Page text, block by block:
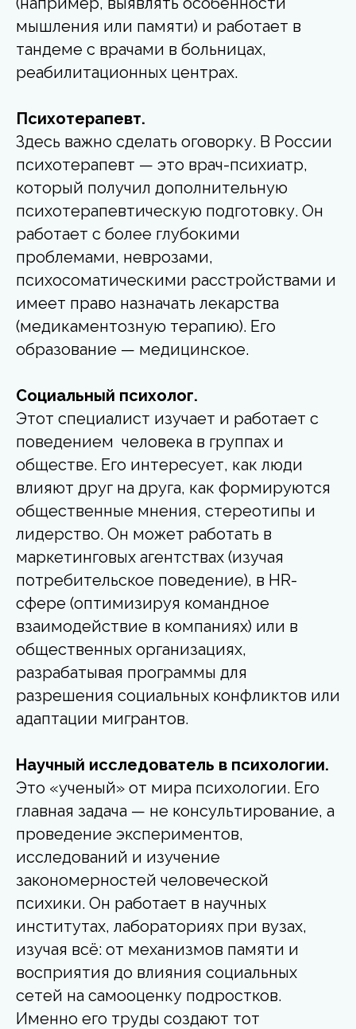
мышления или памяти) и работает в
тандеме с врачами в больницах,
реабилитационных центрах.
Психотерапевт.
Здесь важно сделать оговорку. В России
психотерапевт — это врач-психиатр,
который получил дополнительную
психотерапевтическую подготовку. Он
работает с более глубокими
проблемами, неврозами,
психосоматическими расстройствами и
имеет право назначать лекарства
(медикаментозную терапию). Его
образование — медицинское.
Социальный психолог.
Этот специалист изучает и работает с
поведением человека в группах и
обществе. Его интересует, как люди
влияют друг на друга, как формируются
общественные мнения, стереотипы и
лидерство. Он может работать в
маркетинговых агентствах (изучая
потребительское поведение), в HR-
сфере (оптимизируя командное
взаимодействие в компаниях) или в
общественных организациях,
разрабатывая программы для
разрешения социальных конфликтов или
адаптации мигрантов.
Научный исследователь в психологии.
Это «ученый» от мира психологии. Его
главная задача — не консультирование, а
проведение экспериментов,
исследований и изучение
закономерностей человеческой
психики. Он работает в научных
институтах, лабораториях при вузах,
изучая всё: от механизмов памяти и
восприятия до влияния социальных
сетей на самооценку подростков.
Именно его труды создают тот